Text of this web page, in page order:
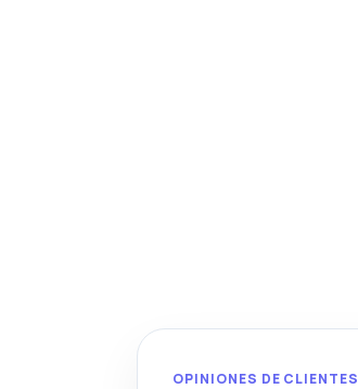
OPINIONES DE CLIENTES